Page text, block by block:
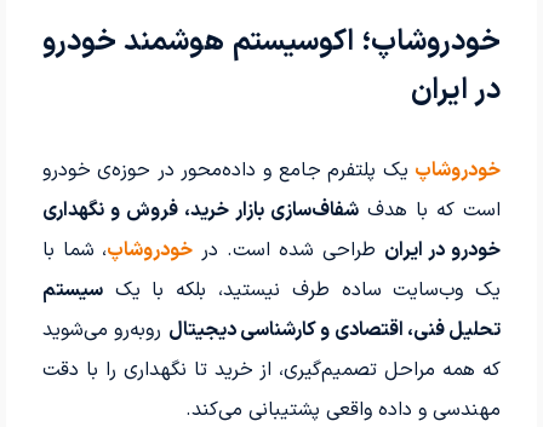
خودروشاپ؛ اکوسیستم هوشمند خودرو
در ایران
خودروشاپ یک پلتفرم جامع و داده‌محور در حوزه‌ی خودرو
است که با هدف شفاف‌سازی بازار خرید، فروش و نگهداری
خودرو در ایران طراحی شده است. در خودروشاپ، شما با
یک وب‌سایت ساده طرف نیستید، بلکه با یکسیستم
تحلیل فنی، اقتصادی و کارشناسی دیجیتال روبه‌رو می‌شوید
که همه مراحل تصمیم‌گیری، از خرید تا نگهداری را با دقت
مهندسی و داده واقعی پشتیبانی می‌کند.